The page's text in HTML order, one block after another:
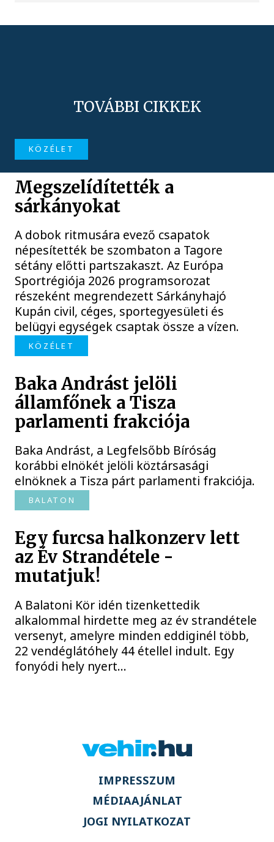
TOVÁBBI CIKKEK
KÖZÉLET
Megszelídítették a
sárkányokat
A dobok ritmusára evező csapatok
népesítették be szombaton a Tagore
sétány előtti partszakaszt. Az Európa
Sportrégiója 2026 programsorozat
részeként megrendezett Sárkányhajó
Kupán civil, céges, sportegyesületi és
belügyi egységek csaptak össze a vízen.
KÖZÉLET
Baka Andrást jelöli
államfőnek a Tisza
parlamenti frakciója
Baka Andrást, a Legfelsőbb Bíróság
korábbi elnökét jelöli köztársasági
elnöknek a Tisza párt parlamenti frakciója.
BALATON
Egy furcsa halkonzerv lett
az Év Strandétele -
mutatjuk!
A Balatoni Kör idén tizenkettedik
alkalommal hirdette meg az év strandétele
versenyt, amelyre minden eddiginél több,
22 vendéglátóhely 44 étellel indult. Egy
fonyódi hely nyert...
IMPRESSZUM
MÉDIAAJÁNLAT
JOGI NYILATKOZAT